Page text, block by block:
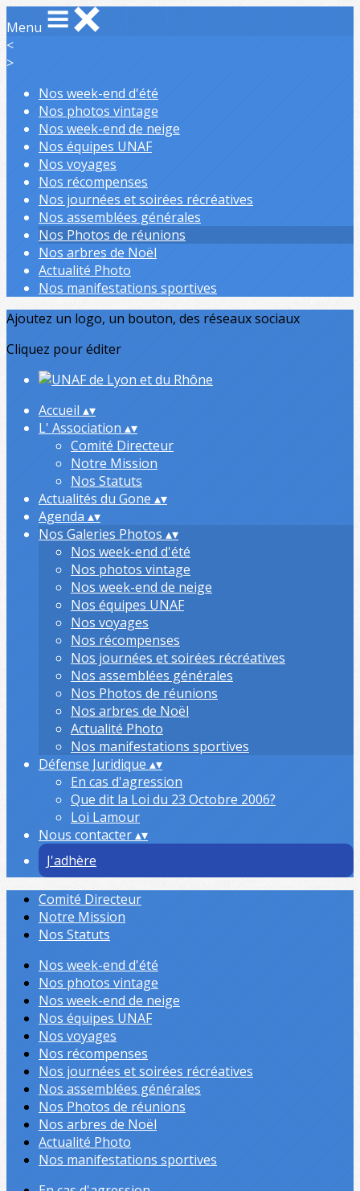
Menu
<
>
Nos week-end d'été
Nos photos vintage
Nos week-end de neige
Nos équipes UNAF
Nos voyages
Nos récompenses
Nos journées et soirées récréatives
Nos assemblées générales
Nos Photos de réunions
Nos arbres de Noël
Actualité Photo
Nos manifestations sportives
Ajoutez un logo, un bouton, des réseaux sociaux
Cliquez pour éditer
Accueil ▴▾
L' Association ▴▾
Comité Directeur
Notre Mission
Nos Statuts
Actualités du Gone ▴▾
Agenda ▴▾
Nos Galeries Photos ▴▾
Nos week-end d'été
Nos photos vintage
Nos week-end de neige
Nos équipes UNAF
Nos voyages
Nos récompenses
Nos journées et soirées récréatives
Nos assemblées générales
Nos Photos de réunions
Nos arbres de Noël
Actualité Photo
Nos manifestations sportives
Défense Juridique ▴▾
En cas d'agression
Que dit la Loi du 23 Octobre 2006?
Loi Lamour
Nous contacter▴▾
J'adhère
Comité Directeur
Notre Mission
Nos Statuts
Nos week-end d'été
Nos photos vintage
Nos week-end de neige
Nos équipes UNAF
Nos voyages
Nos récompenses
Nos journées et soirées récréatives
Nos assemblées générales
Nos Photos de réunions
Nos arbres de Noël
Actualité Photo
Nos manifestations sportives